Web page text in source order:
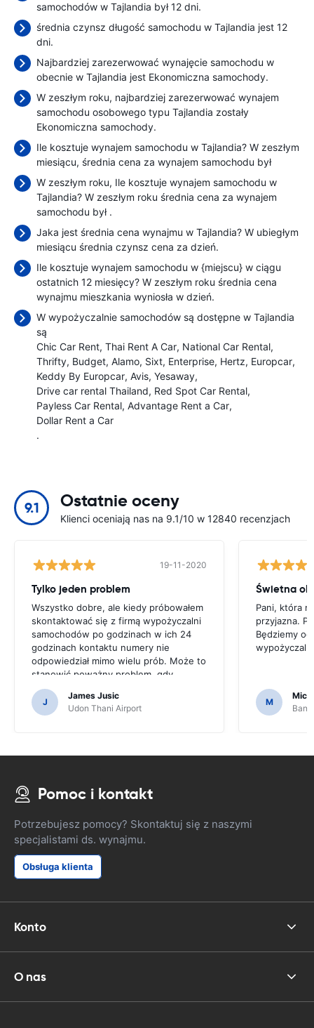
samochodów w Tajlandia był 12 dni.
średnia czynsz długość samochodu w Tajlandia jest 12
dni.
Najbardziej zarezerwować wynajęcie samochodu w
obecnie w Tajlandia jest Ekonomiczna samochody.
W zeszłym roku, najbardziej zarezerwować wynajem
samochodu osobowego typu Tajlandia zostały
Ekonomiczna samochody.
Ile kosztuje wynajem samochodu w Tajlandia? W zeszłym
miesiącu, średnia cena za wynajem samochodu był
W zeszłym roku, Ile kosztuje wynajem samochodu w
Tajlandia? W zeszłym roku średnia cena za wynajem
samochodu był .
Jaka jest średnia cena wynajmu w Tajlandia? W ubiegłym
miesiącu średnia czynsz cena za dzień.
Ile kosztuje wynajem samochodu w {miejscu} w ciągu
ostatnich 12 miesięcy? W zeszłym roku średnia cena
wynajmu mieszkania wyniosła w dzień.
W wypożyczalnie samochodów są dostępne w Tajlandia
są
Chic Car Rent Thai Rent A Car National Car Rental
Thrifty Budget Alamo Sixt Enterprise Hertz Europcar
Keddy By Europcar Avis Yesaway
Drive car rental Thailand Red Spot Car Rental
Payless Car Rental Advantage Rent a Car
Dollar Rent a Car
.
9.1 Ostatnie oceny
Klienci oceniają nas na 9.1/10 w 12840 recenzjach
19-11-2020
Tylko jeden problem
Wszystko dobre, ale kiedy próbowałem
skontaktować się z firmą wypożyczalni
samochodów po godzinach w ich 24
godzinach kontaktu numery nie
odpowiedział mimo wielu prób. Może to
stanowić poważny problem, gdy
potrzebujesz pomocy w ich usługach
lub samochodzie.
J
James Jusic
Udon Thani Airport
Świetna
Pani, która
przyjazna.
Będziemy
wypożyczalni
M
Pomoc i kontakt
Potrzebujesz pomocy? Skontaktuj się z naszymi
specjalistami ds. wynajmu.
Obsługa klienta
Konto
O nas